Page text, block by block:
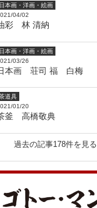
日本画・洋画・絵画
04/02
彩 林 清納
日本画・洋画・絵画
03/26
本画 荘司 福 白梅
道具
01/20
釜 高橋敬典
過去の記事178件を見る